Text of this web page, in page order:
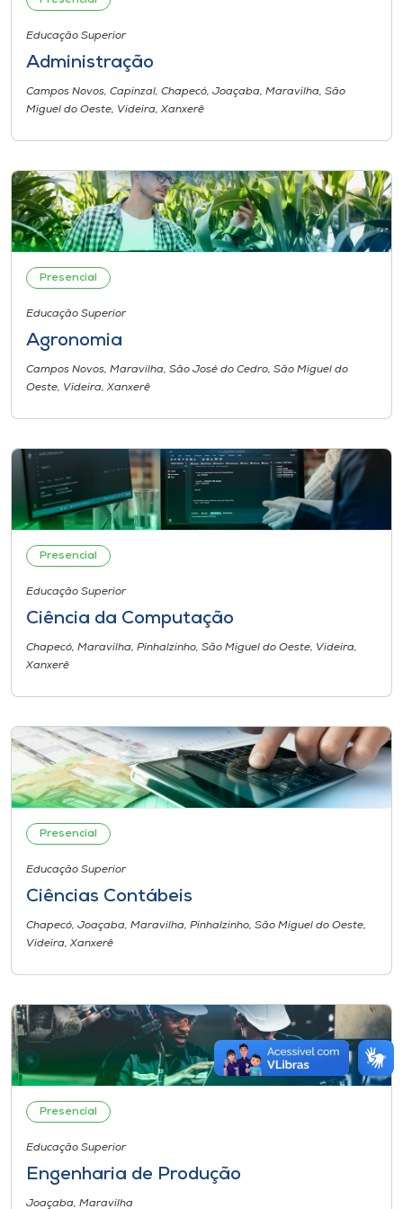
I.nova
Diplomados
Cultura
CPA
Biblioteca
Editora
Museu
Unoesc
Store
o idioma
A+
Educação Superior
Administração
Campos Novos, Capinzal, Chapecó, Joaçaba, Maravilha, São
Miguel do Oeste, Videira, Xanxerê
Presencial
Educação Superior
Agronomia
Campos Novos, Maravilha, São José do Cedro, São Miguel do
Oeste, Videira, Xanxerê
Presencial
Educação Superior
Ciência da Computação
Chapecó, Maravilha, Pinhalzinho, São Miguel do Oeste, Videira,
Xanxerê
Presencial
Educação Superior
Ciências Contábeis
Chapecó, Joaçaba, Maravilha, Pinhalzinho, São Miguel do Oeste,
Videira, Xanxerê
Presencial
Educação Superior
Engenharia de Produção
Joaçaba, Maravilha